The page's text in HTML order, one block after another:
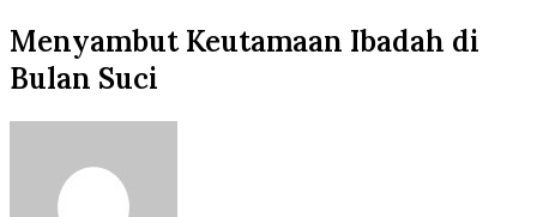
Menyambut Keutamaan Ibadah di
Bulan Suci